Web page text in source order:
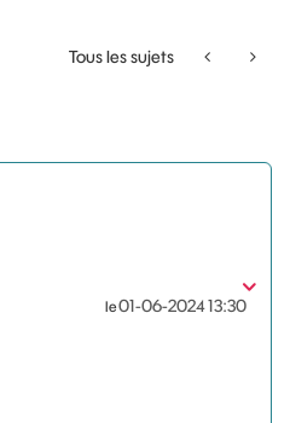
Tous les sujets
le‎01-06-202413:30